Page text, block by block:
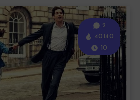
2
40140
10